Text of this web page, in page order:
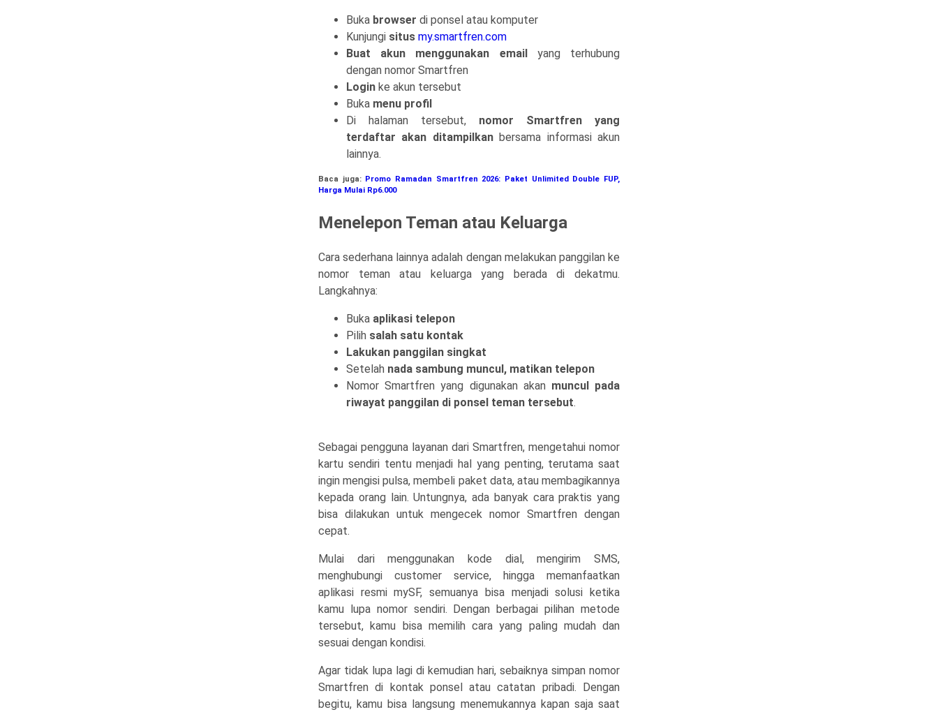
Buka browser di ponsel atau komputer
Kunjungi situs my.smartfren.com
Buat akun menggunakan emailyang terhubung
dengan nomor Smartfren
Login ke akun tersebut
Buka menu profil
Di halaman tersebut, nomor Smartfren yang
terdaftar akan ditampilkanbersama informasi akun
lainnya.
Baca juga: Promo Ramadan Smartfren 2026: Paket Unlimited Double FUP,
Harga Mulai Rp6.000
Menelepon Teman atau Keluarga
Cara sederhana lainnya adalah dengan melakukan panggilan ke
nomor teman atau keluarga yang berada di dekatmu.
Langkahnya:
Buka aplikasi telepon
Pilih salah satu kontak
Lakukan panggilan singkat
Setelah nada sambung muncul, matikan telepon
Nomor Smartfren yang digunakan akan muncul pada
riwayat panggilan di ponsel teman tersebut.
Sebagai pengguna layanan dari Smartfren, mengetahui nomor
kartu sendiri tentu menjadi hal yang penting, terutama saat
ingin mengisi pulsa, membeli paket data, atau membagikannya
kepada orang lain. Untungnya, ada banyak cara praktis yang
bisa dilakukan untuk mengecek nomor Smartfren dengan
cepat.
Mulai dari menggunakan kode dial, mengirim SMS,
menghubungi customer service, hingga memanfaatkan
aplikasi resmi mySF, semuanya bisa menjadi solusi ketika
kamu lupa nomor sendiri. Dengan berbagai pilihan metode
tersebut, kamu bisa memilih cara yang paling mudah dan
sesuai dengan kondisi.
Agar tidak lupa lagi di kemudian hari, sebaiknya simpan nomor
Smartfren di kontak ponsel atau catatan pribadi. Dengan
begitu, kamu bisa langsung menemukannya kapan saja saat